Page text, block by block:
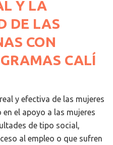
Y LA
DE LAS
CON
CALÍ
y efectiva de las mujeres
el apoyo a las mujeres
de tipo social,
al empleo o que sufren